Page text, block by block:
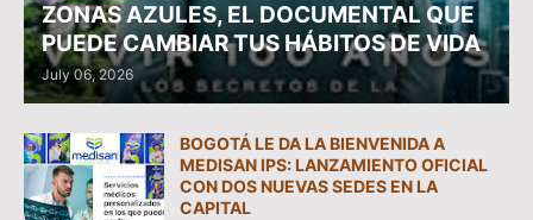
ZONAS AZULES, EL DOCUMENTAL QUE
PUEDE CAMBIAR TUS HÁBITOS DE VIDA
July 06, 2026
BOGOTÁ LE DA LA BIENVENIDA A
MEDISAN IPS: LANZAMIENTO OFICIAL
CON DOS NUEVAS SEDES EN LA
CAPITAL